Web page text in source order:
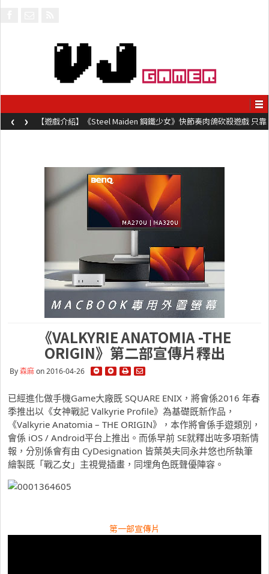
【遊戲介紹】《Steel Maiden 鋼鐵少女》快節奏肉鴿砍殺遊戲 只靠
兩鍵操作動作極致流暢試玩上架中
‹ ›
《VALKYRIE ANATOMIA -THE
ORIGIN》第二部宣傳片釋出
By森麻on 2016-04-26
已經進化做手機Game大廠既 SQUARE ENIX，將會係2016 年春
季推出以《女神戰記 Valkyrie Profile》為基礎既新作品，
《Valkyrie Anatomia – THE ORIGIN》，本作將會係手遊類別，
會係 iOS / Android平台上推出。而係早前 SE就釋出咗多項新情
報，分別係會有由 CyDesignation 皆葉英夫同永井悠也所執筆
繪製既「戰乙女」主視覺插畫，同埋角色既聲優陣容。
第一部宣傳片